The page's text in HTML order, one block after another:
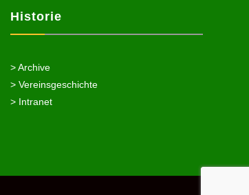
Historie
> Archive
> Vereinsgeschichte
> Intranet